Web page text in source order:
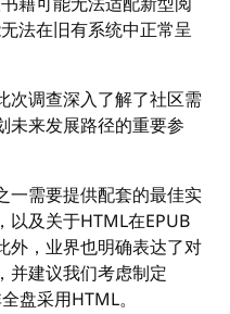
法在旧有系统中正常呈
次调查深入了解了社区需
未来发展路径的重要参
一需要提供配套的最佳实
以及关于HTML在EPUB
外，业界也明确表达了对
并建议我们考虑制定
盘采用HTML。